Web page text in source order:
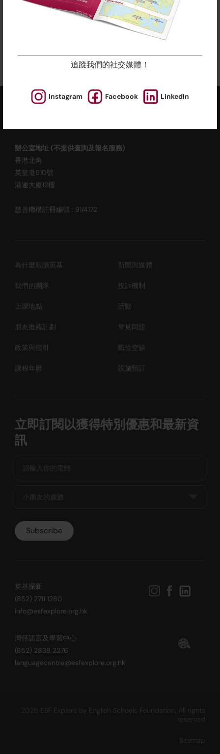
追蹤我們的社交媒體！
Instagram Facebook LinkedIn
所有課程都以堂數比例收費，隨時加入吧！
辦公室地址 (不提供查詢及報名服務)
香港北角
英皇道510號
港運大廈12樓
慈善機構註冊編號 : 91/4172
為什麼報讀英基 新聞與媒體
我們的團隊 投訴機制
上課地點 活動
朋友推薦計劃 常見問題
政策與指引 職位空缺
課程年曆 設施預訂
立即訂閱以獲得特別優惠和最新資
訊
英基探新
(852) 2711 1280
info@esfexplore.org.hk
灣仔語言及學習中心
(852) 2838 2276
languagecentre@esfexplore.org.hk
2026 ESF Explore by English Schools Foundation. All rights
reserved
Sitemap